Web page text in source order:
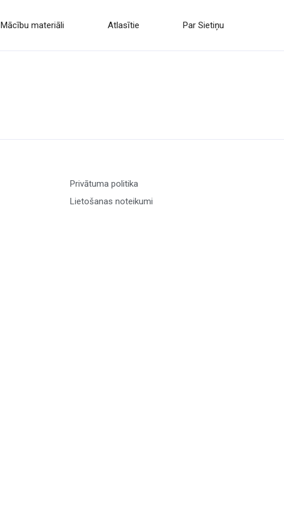
Mācību materiāli Atlasītie Par Sietiņu
Privātuma politika
Lietošanas noteikumi